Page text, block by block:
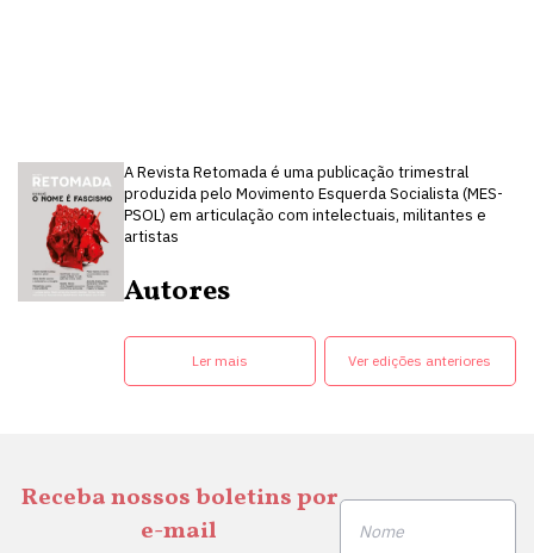
A Revista Retomada é uma publicação trimestral
produzida pelo Movimento Esquerda Socialista (MES-
PSOL) em articulação com intelectuais, militantes e
artistas
Autores
Ler mais Ver edições anteriores
Receba nossos boletins por
e-mail